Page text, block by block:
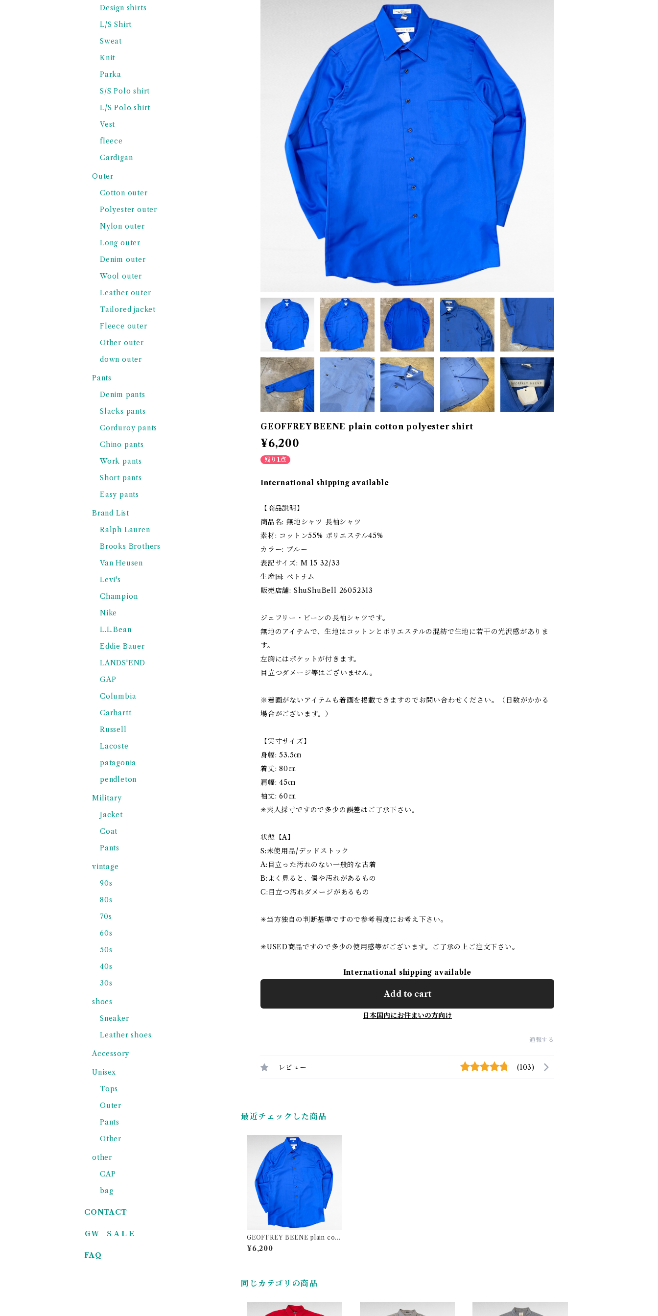
GEOFFREY BEENE plain cotton polyester shirt
¥6,200
残り1点
International shipping available
【商品説明】
商品名: 無地シャツ 長袖シャツ
素材: コットン55% ポリエステル45%
カラー: ブルー
表記サイズ: M 15 32/33
生産国: ベトナム
販売店舗: ShuShuBell 26052313
ジェフリー・ビーンの長袖シャツです。
無地のアイテムで、生地はコットンとポリエステルの混紡で生地に若干の光沢感がありま
す。
左胸にはポケットが付きます。
目立つダメージ等はございません。
※着画がないアイテムも着画を掲載できますのでお問い合わせください。（日数がかかる
場合がございます。）
【実寸サイズ】
身幅: 53.5㎝
着丈: 80㎝
肩幅: 45㎝
袖丈: 60㎝
✳︎素人採寸ですので多少の誤差はご了承下さい。
状態【A】
S:未使用品/デッドストック
A:目立った汚れのない一般的な古着
B:よく見ると、傷や汚れがあるもの
C:目立つ汚れダメージがあるもの
✳︎当方独自の判断基準ですので参考程度にお考え下さい。
✳︎USED商品ですので多少の使用感等がございます。ご了承の上ご注文下さい。
International shipping available
Add to cart
日本国内にお住まいの方向け
通報する
レビュー (103)
最近チェックした商品
GEOFFREY BEENE plain cott
on polyester shirt
¥6,200
同じカテゴリの商品
Design shirts
L/S Shirt
Sweat
Knit
Parka
S/S Polo shirt
L/S Polo shirt
Vest
fleece
Cardigan
Outer
Cotton outer
Polyester outer
Nylon outer
Long outer
Denim outer
Wool outer
Leather outer
Tailored jacket
Fleece outer
Other outer
down outer
Pants
Denim pants
Slacks pants
Corduroy pants
Chino pants
Work pants
Short pants
Easy pants
Brand List
Ralph Lauren
Brooks Brothers
Van Heusen
Levi's
Champion
Nike
L.L.Bean
Eddie Bauer
LANDS'END
GAP
Columbia
Carhartt
Russell
Lacoste
patagonia
pendleton
Military
Jacket
Coat
Pants
vintage
90s
80s
70s
60s
50s
40s
30s
shoes
Sneaker
Leather shoes
Accessory
Unisex
Tops
Outer
Pants
Other
other
CAP
bag
CONTACT
ＧＷ ＳＡＬＥ
FAQ